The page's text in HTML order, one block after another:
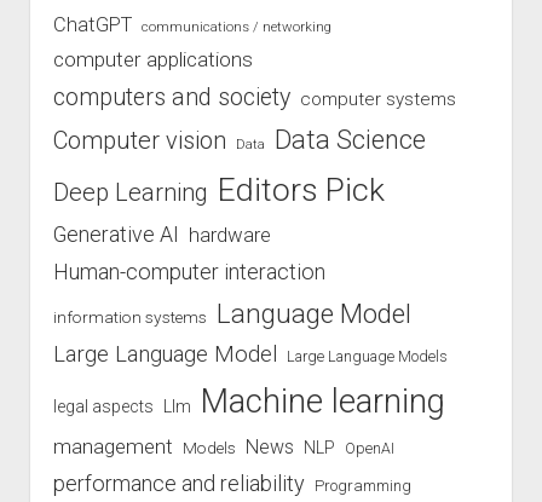
ChatGPT communications / networking
computer applications
computers and society computer systems
Computer vision Data Data Science
Deep Learning Editors Pick
Generative AI hardware
Human-computer interaction
information systems Language Model
Large Language Model Large Language Models
legal aspects Llm Machine learning
management Models News NLP OpenAI
performance and reliability Programming